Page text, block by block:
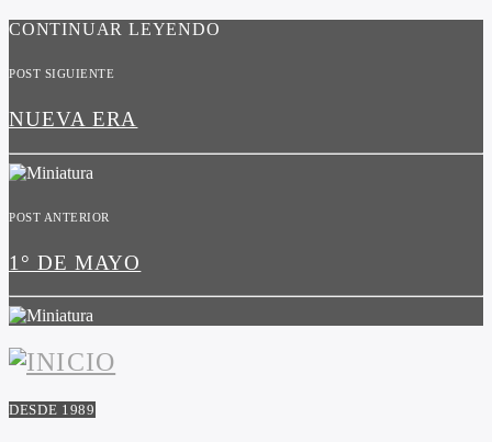
CONTINUAR LEYENDO
POST SIGUIENTE
NUEVA ERA
POST ANTERIOR
1° DE MAYO
DESDE 1989